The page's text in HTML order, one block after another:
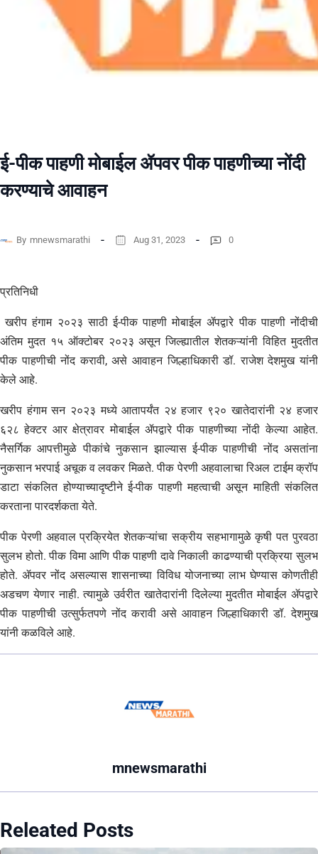
ई-पीक पाहणी मोबाईल ॲपवर पीक पाहणीच्या नोंदी
करण्याचे आवाहन
By mnewsmarathi Aug 31, 2023 0
प्रतिनिधी
खरीप हंगाम २०२३ साठी ई-पीक पाहणी मोबाईल ॲपद्वारे पीक पाहणी नोंदीची
अंतिम मुदत १५ ऑक्टोबर २०२३ असून जिल्ह्यातील शेतकऱ्यांनी विहित मुदतीत
पीक पाहणीची नोंद करावी, असे आवाहन जिल्हाधिकारी डॉ. राजेश देशमुख यांनी
केले आहे.
खरीप हंगाम सन २०२३ मध्ये आतापर्यंत २४ हजार ९२० खातेदारांनी २४ हजार
६२८ हेक्टर आर क्षेत्रावर मोबाईल ॲपद्वारे पीक पाहणीच्या नोंदी केल्या आहेत.
नैसर्गिक आपत्तीमुळे पीकांचे नुकसान झाल्यास ई-पीक पाहणीची नोंद असतांना
नुकसान भरपाई अचूक व लवकर मिळते. पीक पेरणी अहवालाचा रिअल टाईम क्रॉप
डाटा संकलित होण्याच्यादृष्टीने ई-पीक पाहणी महत्वाची असून माहिती संकलित
करताना पारदर्शकता येते.
पीक पेरणी अहवाल प्रक्रियेत शेतकऱ्यांचा सक्रीय सहभागामुळे कृषी पत पुरवठा
सुलभ होतो. पीक विमा आणि पीक पाहणी दावे निकाली काढण्याची प्रक्रिया सुलभ
होते. ॲपवर नोंद असल्यास शासनाच्या विविध योजनाच्या लाभ घेण्यास कोणतीही
अडचण येणार नाही. त्यामुळे उर्वरीत खातेदारांनी दिलेल्या मुदतीत मोबाईल ॲपद्वारे
पीक पाहणीची उत्सुर्फतपणे नोंद करावी असे आवाहन जिल्हाधिकारी डॉ. देशमुख
यांनी कळविले आहे.
mnewsmarathi
Releated Posts